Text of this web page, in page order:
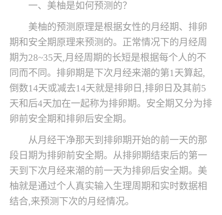
一、美柚是如何预测的？
美柚的预测原理是根据女性的月经期、排卵
期和安全期原理来预测的。正常情况下的月经周
期为28~35天,月经周期的长短是根据每个人的不
同而不同。排卵期是下次月经来潮的第1天算起,
倒数14天或减去14天就是排卵日,排卵日及其前5
天和后4天加在一起称为排卵期。安全期又分为排
卵前安全期和排卵后安全期。
从月经干净那天到排卵期开始的前一天的那
段日期为排卵前安全期。从排卵期结束后的第一
天到下次月经来潮的前一天为排卵后安全期。美
柚就是通过个人真实输入生理周期和实时数据相
结合,来预测下次的月经情况。